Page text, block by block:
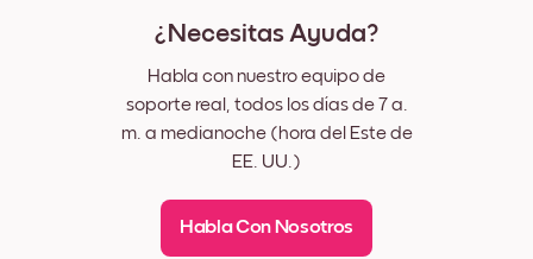
¿Necesitas Ayuda?
Habla con nuestro equipo de
soporte real, todos los días de 7 a.
m. a medianoche (hora del Este de
EE. UU.)
Habla Con Nosotros